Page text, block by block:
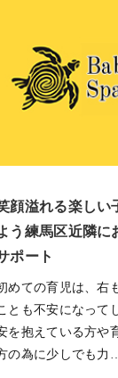
顔溢れる楽しい
う練馬区近隣に
ポート
めての育児は、右
とも不安になって
を抱えている方や
の為に少しでも力…